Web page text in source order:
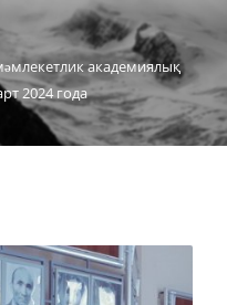
академиялық
2024 года